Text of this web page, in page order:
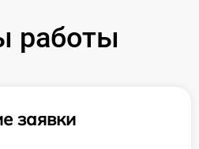
работы
заявки